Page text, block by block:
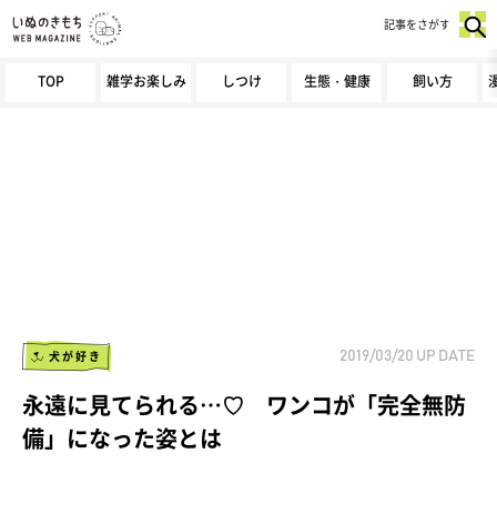
TOP 雑学お楽しみ しつけ 生態・健康 飼い方
記事をさがす
犬が好き 2019/03/20 UP DATE
永遠に見てられる…♡ ワンコが「完全無防
備」になった姿とは